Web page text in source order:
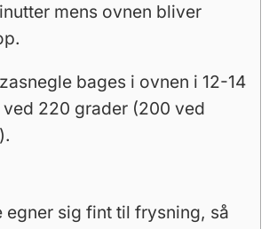
mens ovnen bliver
bages i ovnen i 12-14
ved 220 grader (200 ved
egner sig fint til frysning, så